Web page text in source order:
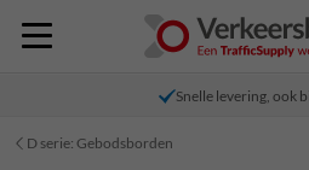
Snelle levering, ook
D serie: Gebodsborden